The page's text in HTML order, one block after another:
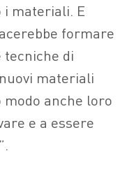
materiali. E
formare
di
materiali
anche loro
e a essere